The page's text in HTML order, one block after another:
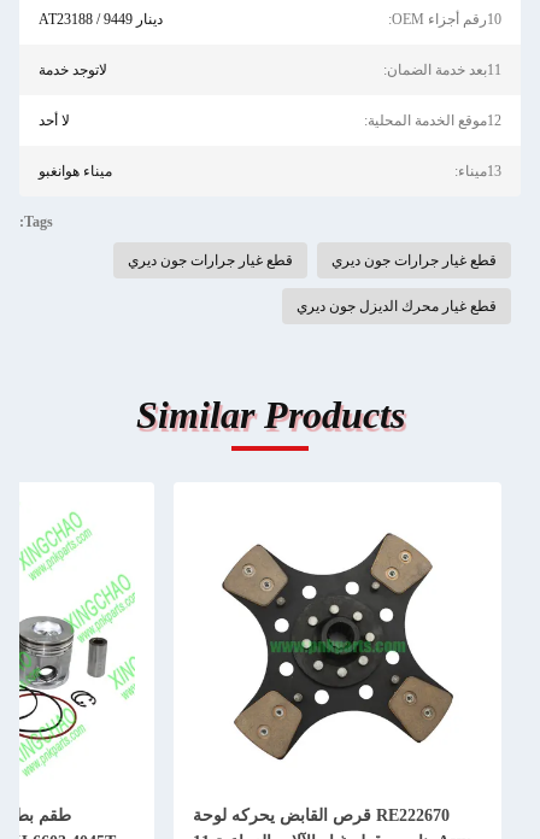
10رقم أجزاء OEM: دينار 9449 / AT23188
11بعد خدمة الضمان: لاتوجد خدمة
12موقع الخدمة المحلية: لا أحد
13ميناء: ميناء هوانغبو
Tags:
قطع غيار جرارات جون ديري قطع غيار جرارات جون ديري
قطع غيار محرك الديزل جون ديري
Similar Products
طقم بطانة أسطوانة المكبس JD
4720 IS